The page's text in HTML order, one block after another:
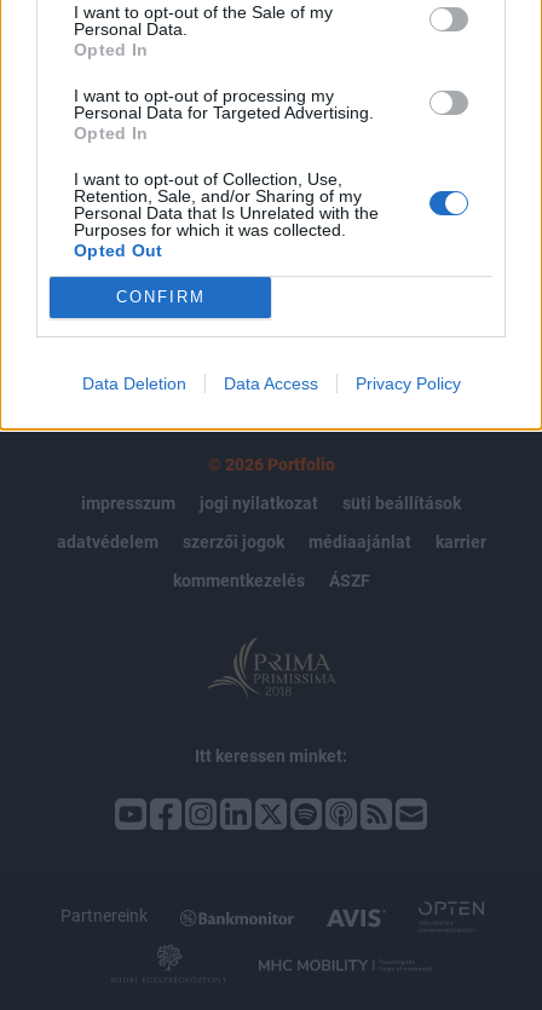
I want to opt-out of the Sale of my
Personal Data.
Opted In
I want to opt-out of processing my
Personal Data for Targeted Advertising.
Opted In
I want to opt-out of Collection, Use,
Retention, Sale, and/or Sharing of my
Personal Data that Is Unrelated with the
Purposes for which it was collected.
Opted Out
CONFIRM
Data Deletion Data Access Privacy Policy
Az előfizetés a következőket tartalmazza:
Portfolio.hu teljes cikkarchívum
Kötéslisták: BÉT elmúlt 2 év napon belüli
kötéslistái
Előfizetés
MÁR ELŐFIZETŐNK VAGY?BEJELENTKEZÉS
© 2026 Portfolio
impresszum
jogi nyilatkozat
süti beállítások
adatvédelem
szerzői jogok médiaajánlat
karrier
kommentkezelés
ÁSZF
Itt keressen minket:
Partnereink